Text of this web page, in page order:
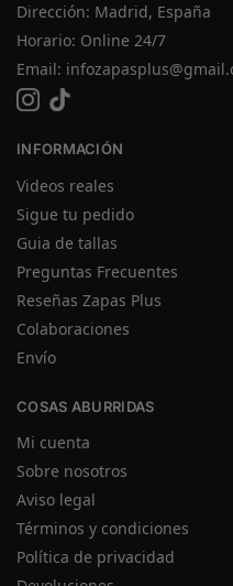
Dirección: Madrid, España
Horario: Online 24/7
Email:
INFORMACIÓN
Videos reales
Sigue tu pedido
Guia de tallas
Preguntas Frecuentes
Reseñas Zapas Plus
Colaboraciones
Envío
COSAS ABURRIDAS
Mi cuenta
Sobre nosotros
Aviso legal
Términos y condiciones
Política de privacidad